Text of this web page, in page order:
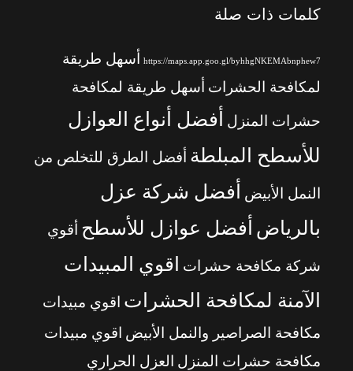
كلمات ذات صلة
https://maps.app.goo.gl/byhhgNKEMAbnphew7
أسهل طريقة
لمكافحة الحشرات أسهل طريقة لمكافحة
حشرات المنزل
أفضل أنواع العوازل
للأسطح المبلطة أفضل الطرق للتخلص من
النمل الأبيض
أفضل شركة عزل
بالرياض أفضل عوازل للأسطح أقوي
شركة مكافحة حشرات
اقوي المبيدات
الآمنة لمكافحة الحشرات اقوي مبيدات
مكافحة الصراصير والنمل الأبيض اقوي مبيدات
مكافحة حشرات المنزل العزل الحراري